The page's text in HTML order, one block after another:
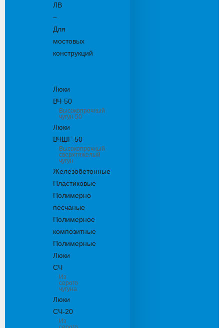
ЛВ
–
Для
мостовых
конструкций
Люки
ВЧ-50
Высокопрочный
чугун 50
Люки
ВЧШГ-50
Высокопрочный
сверхтяжелый
чугун
Железобетонные
Пластиковые
Полимерно
песчаные
Полимерное
композитные
Полимерные
Люки
СЧ
Из
серого
чугуна
Люки
СЧ-20
Из